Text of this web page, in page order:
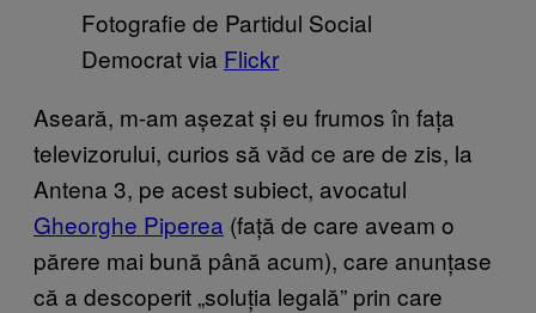
Fotografie de Partidul Social
Democrat via Flickr
Aseară, m-am așezat și eu frumos în fața
televizorului, curios să văd ce are de zis, la
Antena 3, pe acest subiect, avocatul
Gheorghe Piperea (față de care aveam o
părere mai bună până acum), care anunțase
că a descoperit „soluția legală” prin care